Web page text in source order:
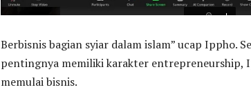
Berbisnis bagian syiar dalam islam” ucap Ippho.
pentingnya memiliki karakter entrepreneurship,
memulai bisnis.